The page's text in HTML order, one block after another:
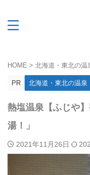
HOME > 北海道・東北の温
PR 北海道・東北の温泉
熱塩温泉【ふじや
湯！」
2021年11月26日